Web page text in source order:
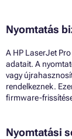
Nyomtatás
A HP LaserJet
adatait. A
vagy
rendelkeznek.
firmware-
Nyomtatási